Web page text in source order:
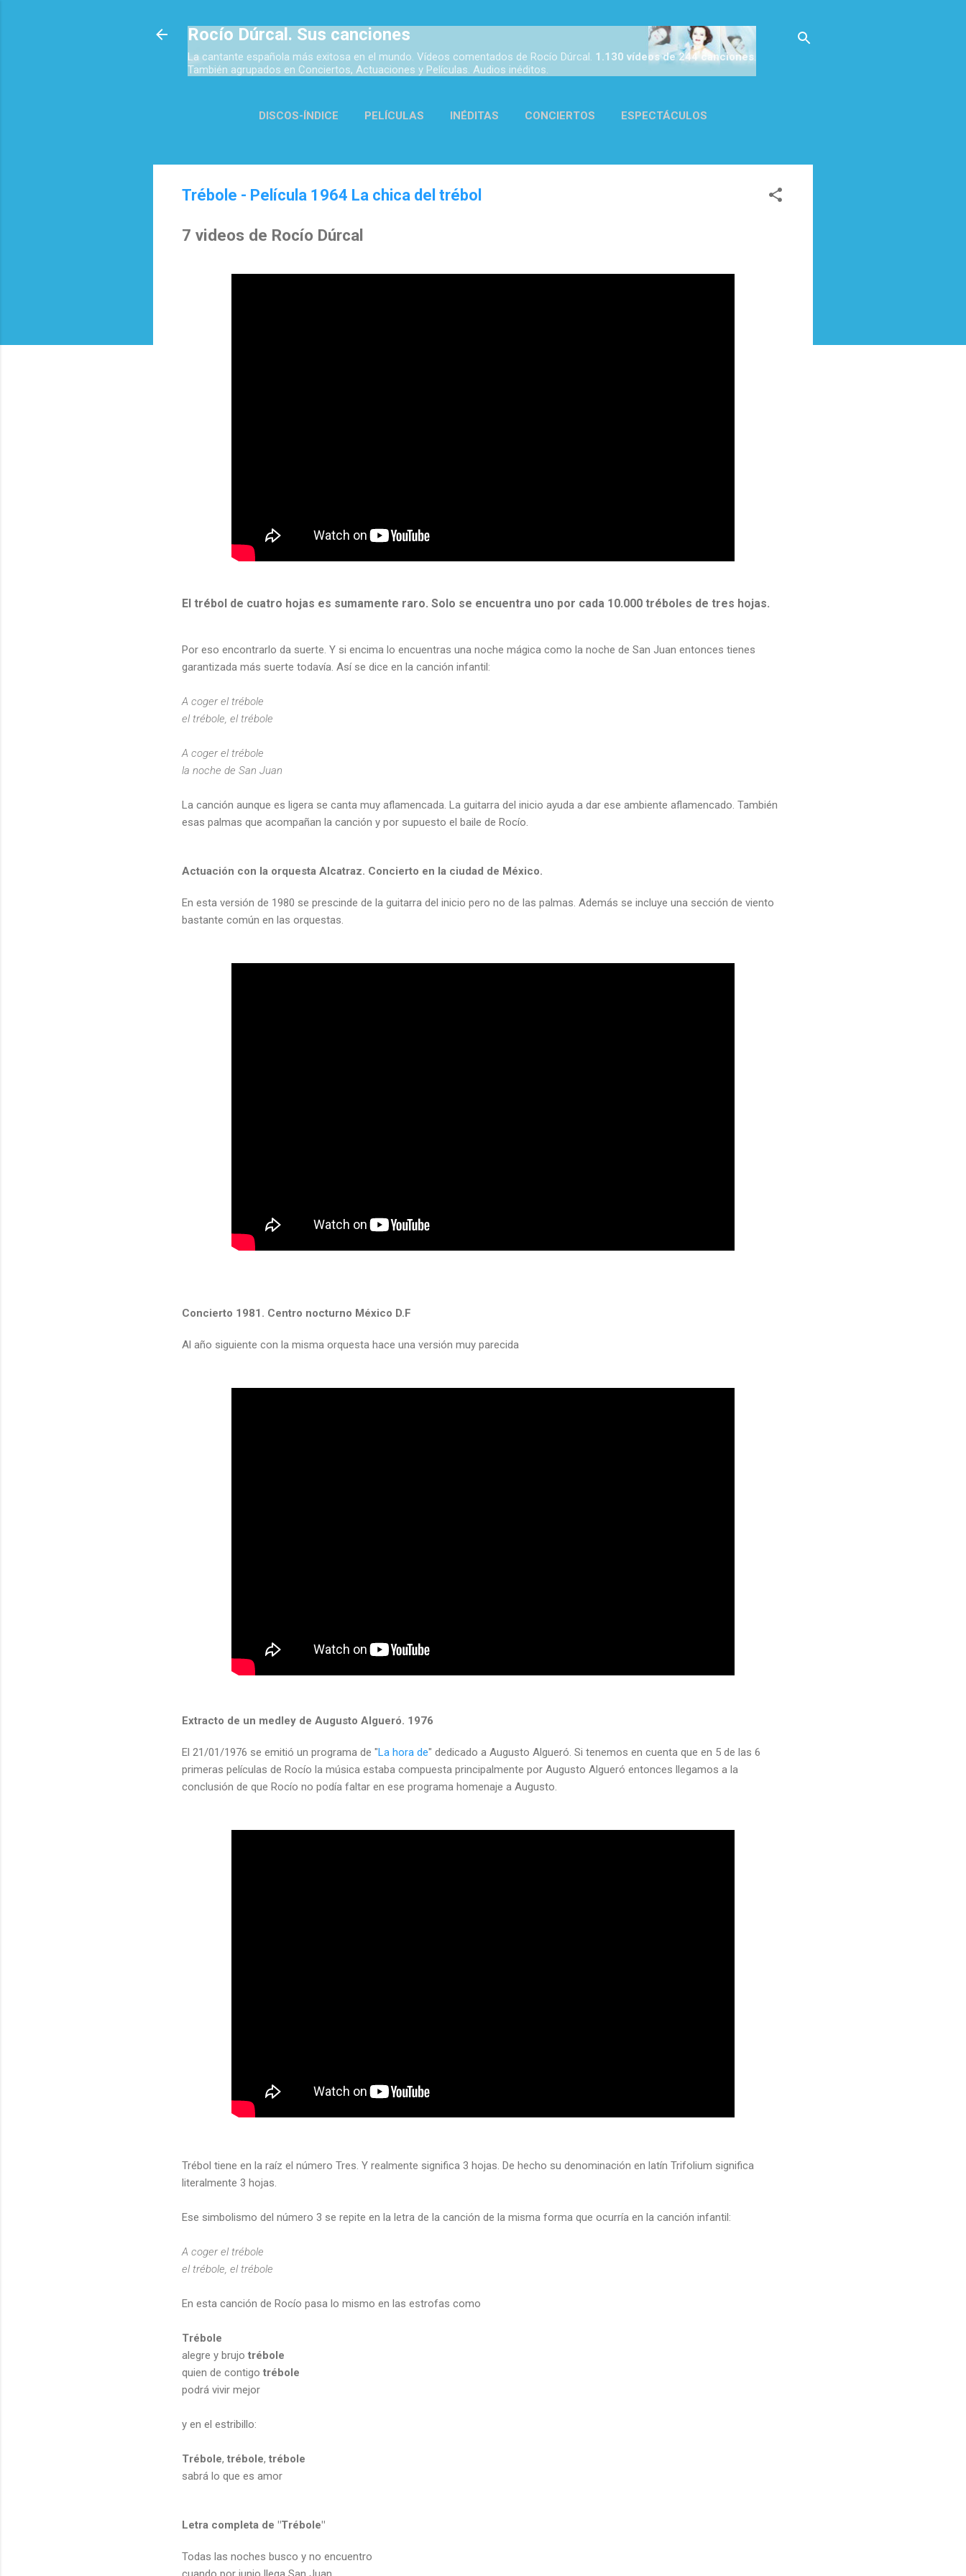
Rocío Dúrcal. Sus canciones
La cantante española más exitosa en el mundo. Vídeos comentados de Rocío Dúrcal. 1.130 vídeos de 244 canciones.
También agrupados en Conciertos, Actuaciones y Películas. Audios inéditos.
DISCOS-ÍNDICE PELÍCULAS INÉDITAS CONCIERTOS ESPECTÁCULOS
Trébole - Película 1964 La chica del trébol
7 videos de Rocío Dúrcal
El trébol de cuatro hojas es sumamente raro. Solo se encuentra uno por cada 10.000 tréboles de tres hojas.
Por eso encontrarlo da suerte. Y si encima lo encuentras una noche mágica como la noche de San Juan entonces tienes
garantizada más suerte todavía. Así se dice en la canción infantil:
A coger el trébole
el trébole, el trébole
A coger el trébole
la noche de San Juan
La canción aunque es ligera se canta muy aflamencada. La guitarra del inicio ayuda a dar ese ambiente aflamencado. También
esas palmas que acompañan la canción y por supuesto el baile de Rocío.
Actuación con la orquesta Alcatraz. Concierto en la ciudad de México.
En esta versión de 1980 se prescinde de la guitarra del inicio pero no de las palmas. Además se incluye una sección de viento
bastante común en las orquestas.
Concierto 1981. Centro nocturno México D.F
Al año siguiente con la misma orquesta hace una versión muy parecida
Extracto de un medley de Augusto Algueró. 1976
El 21/01/1976 se emitió un programa de "La hora de" dedicado a Augusto Algueró. Si tenemos en cuenta que en 5 de las 6
primeras películas de Rocío la música estaba compuesta principalmente por Augusto Algueró entonces llegamos a la
conclusión de que Rocío no podía faltar en ese programa homenaje a Augusto.
Trébol tiene en la raíz el número Tres. Y realmente significa 3 hojas. De hecho su denominación en latín Trifolium significa
literalmente 3 hojas.
Ese simbolismo del número 3 se repite en la letra de la canción de la misma forma que ocurría en la canción infantil:
A coger el trébole
el trébole, el trébole
En esta canción de Rocío pasa lo mismo en las estrofas como
Trébole
alegre y brujo trébole
quien de contigo trébole
podrá vivir mejor
y en el estribillo:
Trébole, trébole, trébole
sabrá lo que es amor
Letra completa de "Trébole"
Todas las noches busco y no encuentro